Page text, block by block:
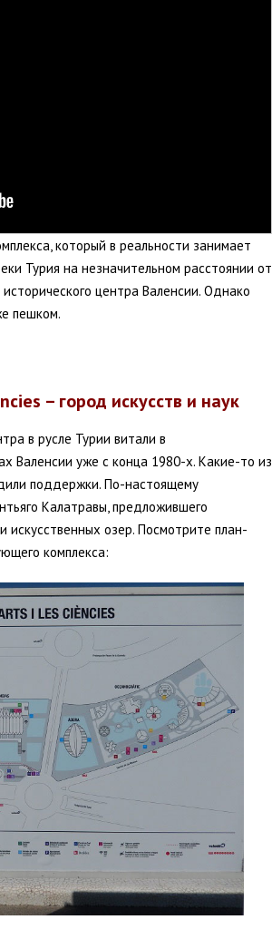
который в реальности занимает
Турия на незначительном расстоянии от
центра Валенсии. Однако
пешком.
– город искусств и наук
в русле Турии витали в
Валенсии уже с конца 1980-х. Какие-то из
поддержки. По-настоящему
Калатравы, предложившего
искусственных озер. Посмотрите план-
комплекса: